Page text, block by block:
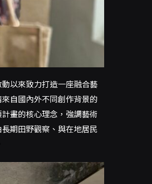
以來致力打造一座融合藝
自國內外不同創作背景的
畫的核心理念，強調藝術
期田野觀察、與在地居民